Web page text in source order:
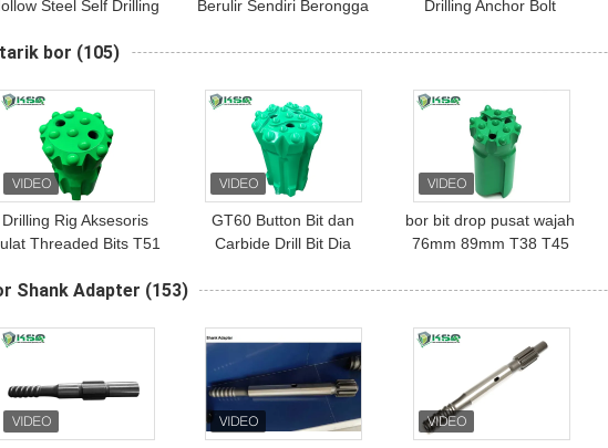
Steel Self Drilling
Berulir Sendiri Berongga
Penambangan Kapasitas
Drilling Anchor Bolt
Bit Matching 160mm
bor (105)
Drilling Rig Aksesoris
Threaded Bits T51
GT60 Button Bit dan
Carbide Drill Bit Dia
Blasting
bor bit drop pusat wajah
76mm 89mm T38 T45
Bor Bits
Shank Adapter (153)